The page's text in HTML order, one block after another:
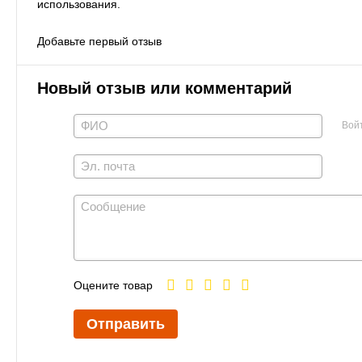
использования.
Добавьте первый отзыв
Новый отзыв или комментарий
Оцените товар
Отправить